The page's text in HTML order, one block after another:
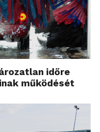
időre
működését